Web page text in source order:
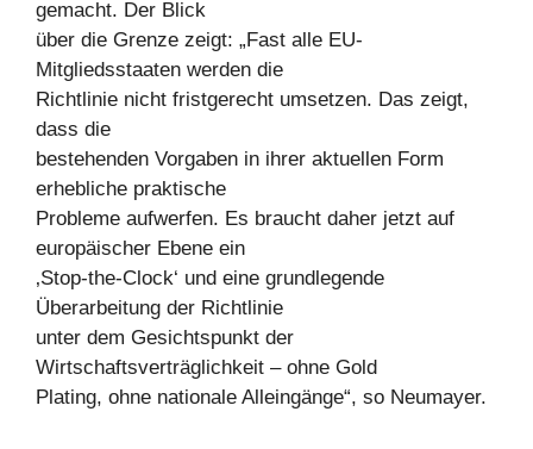
gemacht. Der Blick
über die Grenze zeigt: „Fast alle EU-
Mitgliedsstaaten werden die
Richtlinie nicht fristgerecht umsetzen. Das zeigt,
dass die
bestehenden Vorgaben in ihrer aktuellen Form
erhebliche praktische
Probleme aufwerfen. Es braucht daher jetzt auf
europäischer Ebene ein
‚Stop-the-Clock‘ und eine grundlegende
Überarbeitung der Richtlinie
unter dem Gesichtspunkt der
Wirtschaftsverträglichkeit – ohne Gold
Plating, ohne nationale Alleingänge“, so Neumayer.